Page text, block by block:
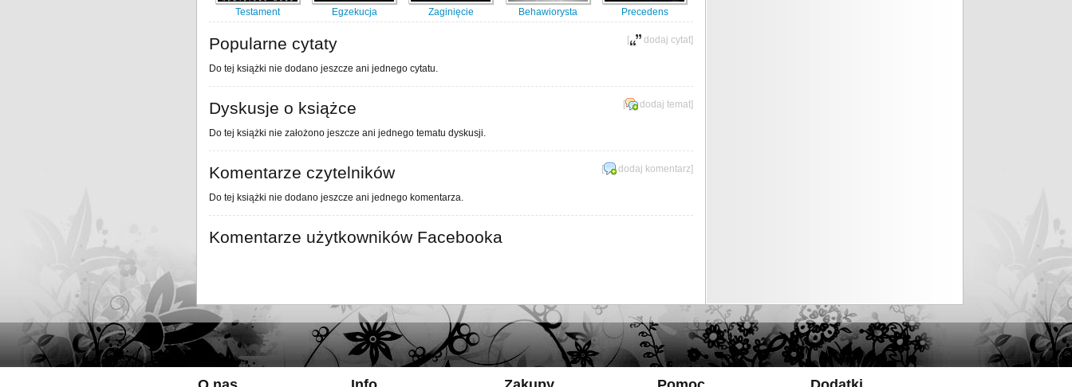
Testament Egzekucja Zaginięcie Behawiorysta Precedens
[ dodaj cytat]
Popularne cytaty
Do tej książki nie dodano jeszcze ani jednego cytatu.
[ dodaj temat]
Dyskusje o książce
Do tej książki nie założono jeszcze ani jednego tematu dyskusji.
[ dodaj komentarz]
Komentarze czytelników
Do tej książki nie dodano jeszcze ani jednego komentarza.
Komentarze użytkowników Facebooka